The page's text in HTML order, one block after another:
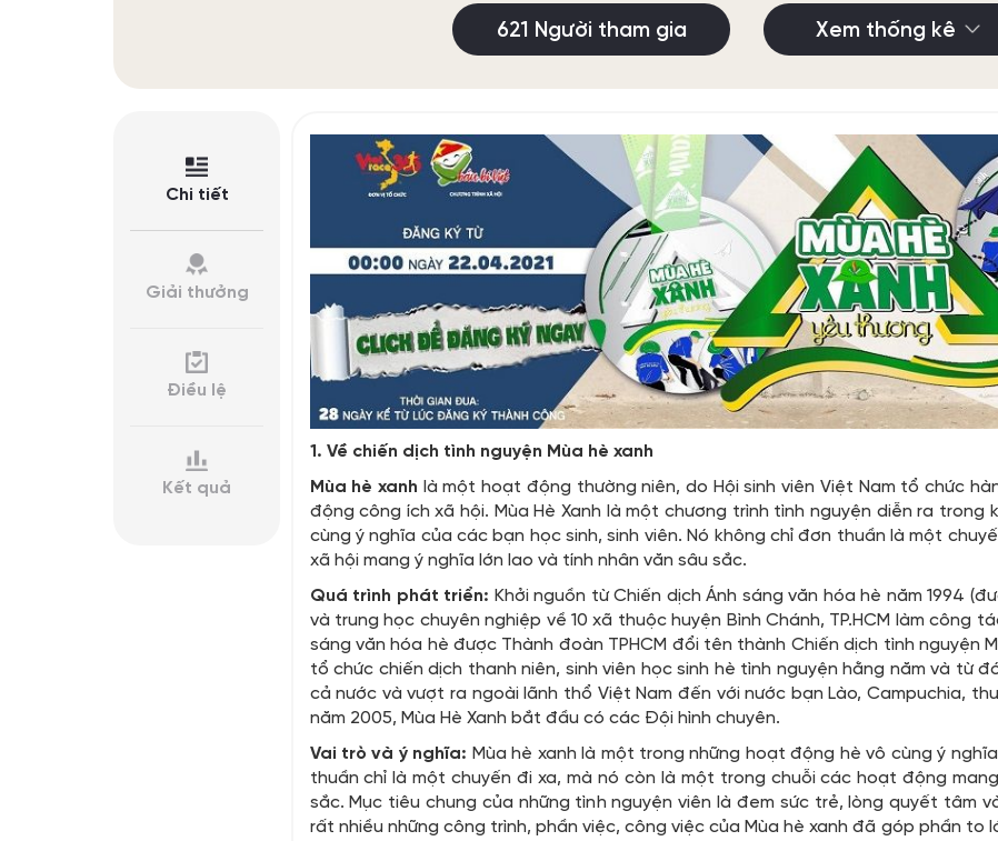
621 Người tham gia Xem thống kê
Chi tiết
Giải thưởng
Điều lệ
Kết quả
1. Về chiến dịch tình nguyện Mùa hè xanh
Mùa hè xanh là một hoạt động thường niên, do Hội sinh viên Việt Nam tổ chức
động công ích xã hội. Mùa Hè Xanh là một chương trình tình nguyện diễn ra
cùng ý nghĩa của các bạn học sinh, sinh viên. Nó không chỉ đơn thuần là một
xã hội mang ý nghĩa lớn lao và tính nhân văn sâu sắc.
Quá trình phát triển: Khởi nguồn từ Chiến dịch Ánh sáng văn hóa hè năm 1994
và trung học chuyên nghiệp về 10 xã thuộc huyện Bình Chánh, TP.HCM làm công
sáng văn hóa hè được Thành đoàn TPHCM đổi tên thành Chiến dịch tình nguyện
tổ chức chiến dịch thanh niên, sinh viên học sinh hè tình nguyện hằng năm và từ
cả nước và vượt ra ngoài lãnh thổ Việt Nam đến với nước bạn Lào, Campuchia,
năm 2005, Mùa Hè Xanh bắt đầu có các Đội hình chuyên.
Vai trò và ý nghĩa: Mùa hè xanh là một trong những hoạt động hè vô cùng ý
thuần chỉ là một chuyến đi xa, mà nó còn là một trong chuỗi các hoạt động
sắc. Mục tiêu chung của những tình nguyện viên là đem sức trẻ, lòng quyết tâm
rất nhiều những công trình, phần việc, công việc của Mùa hè xanh đã góp phần to